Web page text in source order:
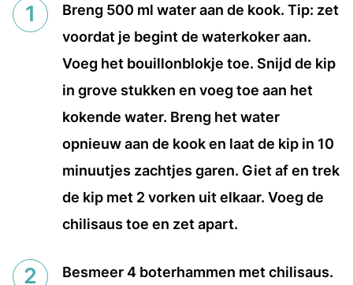
Breng 500 ml water aan de kook. Tip: zet
voordat je begint de waterkoker aan.
Voeg het bouillonblokje toe. Snijd de kip
in grove stukken en voeg toe aan het
kokende water. Breng het water
opnieuw aan de kook en laat de kip in 10
minuutjes zachtjes garen. Giet af en trek
de kip met 2 vorken uit elkaar. Voeg de
chilisaus toe en zet apart.
Besmeer 4 boterhammen met chilisaus.